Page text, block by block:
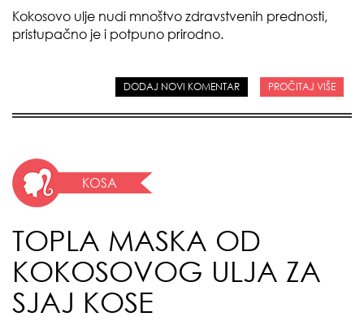
Kokosovo ulje nudi mnoštvo zdravstvenih prednosti,
pristupačno je i potpuno prirodno.
DODAJ NOVI KOMENTAR PROČITAJ VIŠE
KOSA
TOPLA MASKA OD
KOKOSOVOG ULJA ZA
SJAJ KOSE